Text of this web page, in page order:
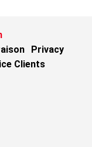
Privacy
Clients